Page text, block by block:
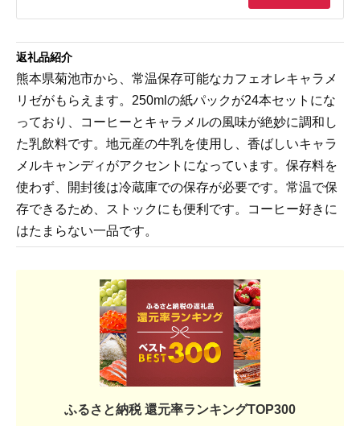
返礼品紹介
熊本県菊池市から、常温保存可能なカフェオレキャラメ
リゼがもらえます。250mlの紙パックが24本セットにな
っており、コーヒーとキャラメルの風味が絶妙に調和し
た乳飲料です。地元産の牛乳を使用し、香ばしいキャラ
メルキャンディがアクセントになっています。保存料を
使わず、開封後は冷蔵庫での保存が必要です。常温で保
存できるため、ストックにも便利です。コーヒー好きに
はたまらない一品です。
ふるさと納税 還元率ランキングTOP300